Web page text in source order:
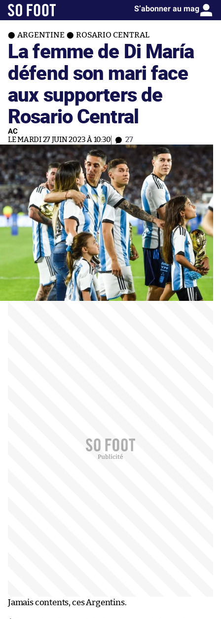
S’abonner au mag
ARGENTINE ROSARIO CENTRAL
La femme de Di María
défend son mari face
aux supporters de
Rosario Central
AC
LE MARDI 27 JUIN 2023 À 10:30 27
Jamais contents, ces Argentins.